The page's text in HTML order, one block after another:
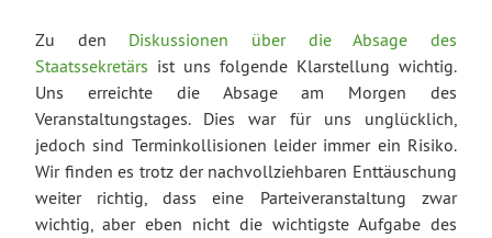
Zu den Diskussionen über die Absage des
Staatssekretärs ist uns folgende Klarstellung wichtig.
Uns erreichte die Absage am Morgen des
Veranstaltungstages. Dies war für uns unglücklich,
jedoch sind Terminkollisionen leider immer ein Risiko.
Wir finden es trotz der nachvollziehbaren Enttäuschung
weiter richtig, dass eine Parteiveranstaltung zwar
wichtig, aber eben nicht die wichtigste Aufgabe des